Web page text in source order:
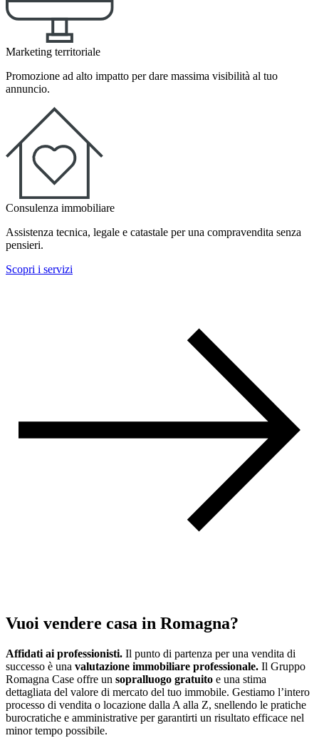
Marketing territoriale
Promozione ad alto impatto per dare massima visibilità al tuo
annuncio.
Consulenza immobiliare
Assistenza tecnica, legale e catastale per una compravendita senza
pensieri.
Scopri i servizi
Vuoi vendere casa in Romagna?
Affidati ai professionisti. Il punto di partenza per una vendita di
successo è una valutazione immobiliare professionale. Il Gruppo
Romagna Case offre un sopralluogo gratuito e una stima
dettagliata del valore di mercato del tuo immobile. Gestiamo l’intero
processo di vendita o locazione dalla A alla Z, snellendo le pratiche
burocratiche e amministrative per garantirti un risultato efficace nel
minor tempo possibile.